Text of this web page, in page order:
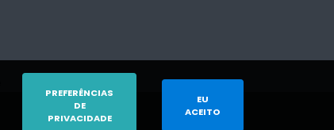
PREFERÊNCIAS
DE
PRIVACIDADE
EU
ACEITO